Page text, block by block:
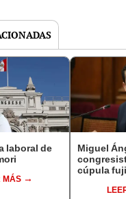
laboral de
MÁS
Miguel
cúpula
del